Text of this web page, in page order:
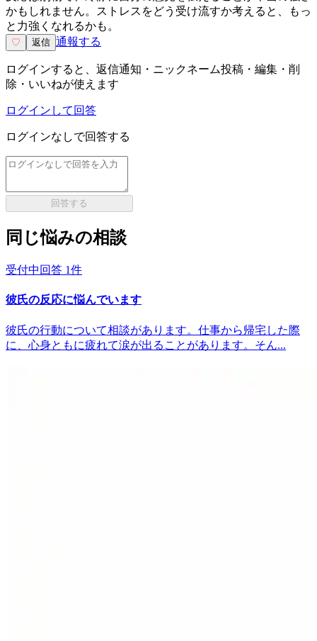
かもしれません。ストレスをどう受け流すか考えると、もっ
と力強くなれるかも。
♡ 返信 通報する
ログインすると、返信通知・ニックネーム投稿・編集・削
除・いいねが使えます
ログインして回答
ログインなしで回答する
回答する
同じ悩みの相談
受付中 回答 1件
彼氏の反応に悩んでいます
彼氏の行動について相談があります。仕事から帰宅した際
に、心身ともに疲れて涙が出ることがあります。そん...